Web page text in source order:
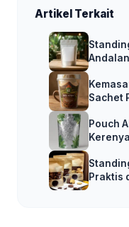
Artikel Terkait
Sachet
Pouch
Praktis